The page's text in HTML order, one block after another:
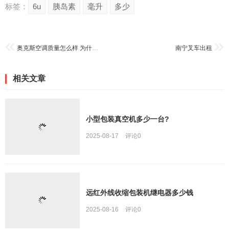
标签： 6u 胰岛素 毫升 多少
奥克斯空调质量怎么样 为什么这么便宜 南宁叉车出租
相关文章
小型包装真空机多少一台?
2025-08-17 评论0
远红外线收缩包装机继电器多少钱
2025-08-16 评论0